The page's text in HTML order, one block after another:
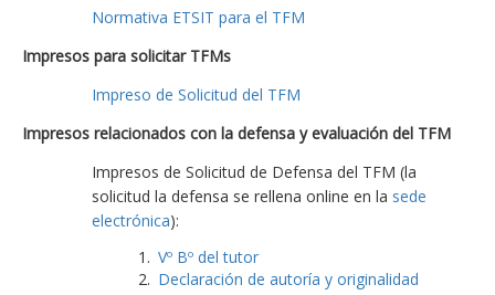
Normativa ETSIT para el TFM
Impresos para solicitar TFMs
Impreso de Solicitud del TFM
Impresos relacionados con la defensa y evaluación del TFM
Impresos de Solicitud de Defensa del TFM (la
solicitud la defensa se rellena online en la sede
electrónica):
Vº Bº del tutor
Declaración de autoría y originalidad